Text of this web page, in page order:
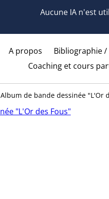
Aucune IA n'est
A propos Bibliographie
Coaching et cours
Album de bande dessinée "L'Or